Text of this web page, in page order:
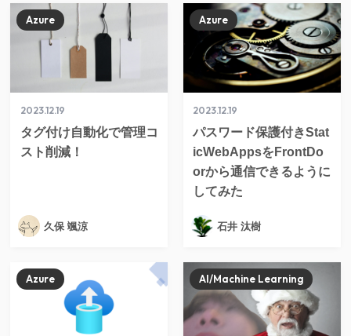
2023.12.19
タグ付け自動化で管理コ
スト削減！
Azure
久保 颯涼
2023.12.19
パスワード保護付きStat
icWebAppsをFrontDo
orから通信できるように
してみた
Azure
石井 汰樹
Azure AI/Machine Learning